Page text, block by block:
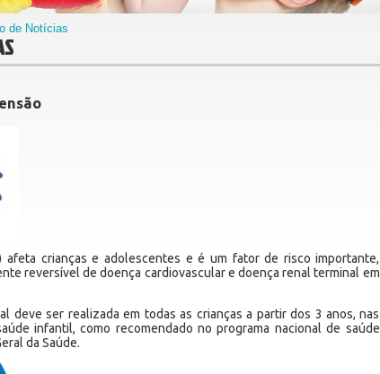
de Notícias
afeta crianças e adolescentes e é um fator de risco importante,
reversível de doença cardiovascular e doença renal terminal em
deve ser realizada em todas as crianças a partir dos 3 anos, nas
infantil, como recomendado no programa nacional de saúde
da Saúde.